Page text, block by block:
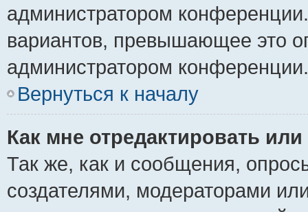
администратором
вариантов, превышающее это
администратором конференции.
Вернуться к началу
Как мне отредактировать
Так же, как и сообщения,
создателями, модераторами